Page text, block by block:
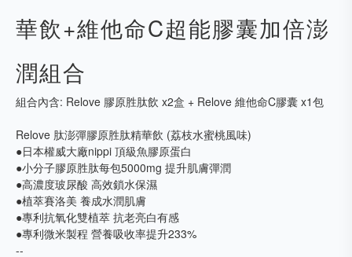
華飲+維他命C超能膠囊加倍澎
潤組合
組合內含: Relove 膠原胜肽飲 x2盒 + Relove 維他命C膠囊 x1包
Relove 肽澎彈膠原胜肽精華飲 (荔枝水蜜桃風味)
●日本權威大廠nippi 頂級魚膠原蛋白
●小分子膠原胜肽每包5000mg 提升肌膚彈潤
●高濃度玻尿酸 高效鎖水保濕
●植萃賽洛美 養成水潤肌膚
●專利抗氧化雙植萃 抗老亮白有感
●專利微米製程 營養吸收率提升233%
--